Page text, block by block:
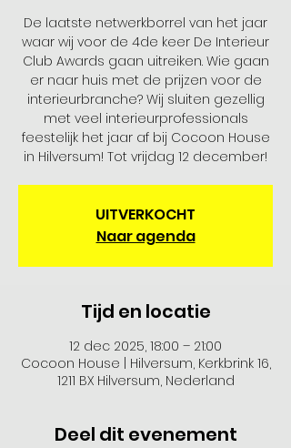
De laatste netwerkborrel van het jaar
waar wij voor de 4de keer De Interieur
Club Awards gaan uitreiken. Wie gaan
er naar huis met de prijzen voor de
interieurbranche? Wij sluiten gezellig
met veel interieurprofessionals
feestelijk het jaar af bij Cocoon House
in Hilversum! Tot vrijdag 12 december!
UITVERKOCHT
Naar agenda
Tijd en locatie
12 dec 2025, 18:00 – 21:00
Cocoon House | Hilversum, Kerkbrink 16,
1211 BX Hilversum, Nederland
Deel dit evenement